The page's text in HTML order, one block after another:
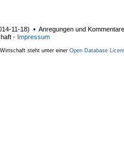
11-18) ▪ Anregungen und
- Impressum
steht unter einer Open Database